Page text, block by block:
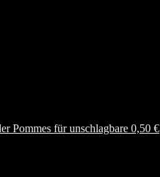
Pommes für unschlagbare 0,50 €